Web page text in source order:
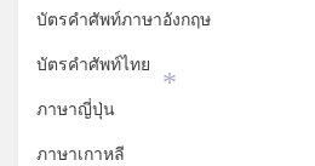
บัตรคำศัพท์ภาษาอังกฤษ
บัตรคำศัพท์ไทย
ภาษาญี่ปุ่น
ภาษาเกาหลี